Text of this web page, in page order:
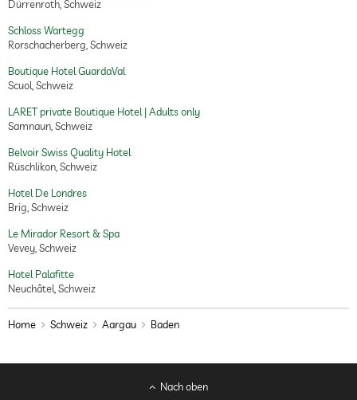
Dürrenroth, Schweiz
Schloss Wartegg
Rorschacherberg, Schweiz
Boutique Hotel GuardaVal
Scuol, Schweiz
LARET private Boutique Hotel | Adults only
Samnaun, Schweiz
Belvoir Swiss Quality Hotel
Rüschlikon, Schweiz
Hotel De Londres
Brig, Schweiz
Le Mirador Resort & Spa
Vevey, Schweiz
Hotel Palafitte
Neuchâtel, Schweiz
Home Schweiz Aargau Baden
Nach oben